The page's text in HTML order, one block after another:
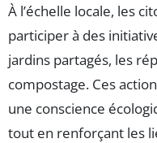
À l’échelle locale, les
participer à des
jardins partagés, les
compostage. Ces
une conscience
tout en renforçant les